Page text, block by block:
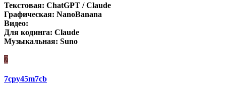
Текстовая: ChatGPT / Claude
Графическая: NanoBanana
Видео:
Для кодинга: Claude
Музыкальная: Suno
7
7cpy45m7cb